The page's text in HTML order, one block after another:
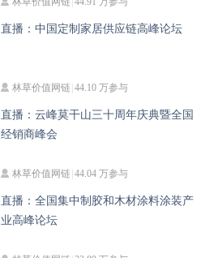
直播：中国定制家居供应链高峰论坛
林草价值网链 44.10 万参与
直播：云峰莫干山三十周年庆典暨全国
经销商峰会
林草价值网链 44.04 万参与
直播：全国集中制胶和木材涂料涂装产
业高峰论坛